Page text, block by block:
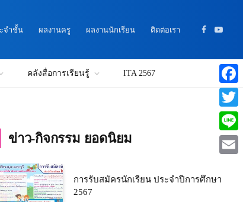
จำชั้น ผลงานครู ผลงานนักเรียน ติดต่อเรา
Facebook
คลังสื่อการเรียนรู้ ITA 2567
ข่าว-กิจกรรม ยอดนิยม
การรับสมัครนักเรียน ประจำปีการศึกษา
2567
Line